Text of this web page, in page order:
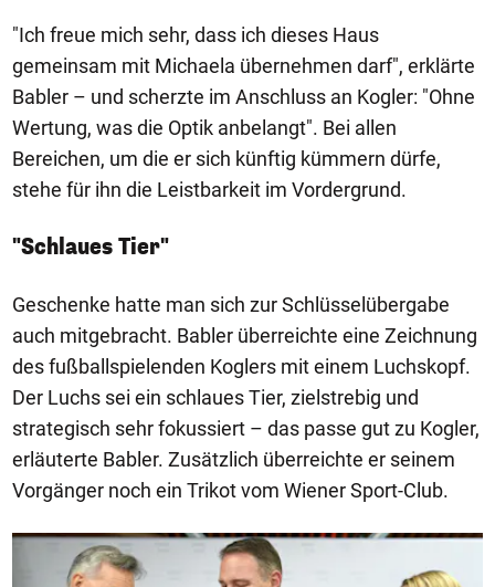
"Ich freue mich sehr, dass ich dieses Haus
gemeinsam mit Michaela übernehmen darf", erklärte
Babler – und scherzte im Anschluss an Kogler: "Ohne
Wertung, was die Optik anbelangt". Bei allen
Bereichen, um die er sich künftig kümmern dürfe,
stehe für ihn die Leistbarkeit im Vordergrund.
"Schlaues Tier"
Geschenke hatte man sich zur Schlüsselübergabe
auch mitgebracht. Babler überreichte eine Zeichnung
des fußballspielenden Koglers mit einem Luchskopf.
Der Luchs sei ein schlaues Tier, zielstrebig und
strategisch sehr fokussiert – das passe gut zu Kogler,
erläuterte Babler. Zusätzlich überreichte er seinem
Vorgänger noch ein Trikot vom Wiener Sport-Club.